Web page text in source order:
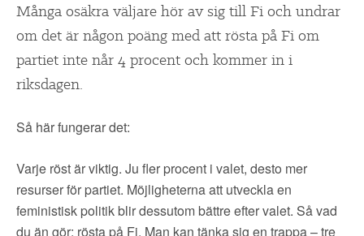
ENGAGERA DIG I F! ▼
ENAD RÖST
PARTILEDARE
OM FI ▼
Många osäkra väljare hör av sig till Fi och undrar
om det är någon poäng med att rösta på Fi om
partiet inte når 4 procent och kommer in i
riksdagen.
Så här fungerar det:
Varje röst är viktig. Ju fler procent i valet, desto mer
resurser för partiet. Möjligheterna att utveckla en
feministisk politik blir dessutom bättre efter valet. Så vad
du än gör: rösta på Fi. Man kan tänka sig en trappa – tre